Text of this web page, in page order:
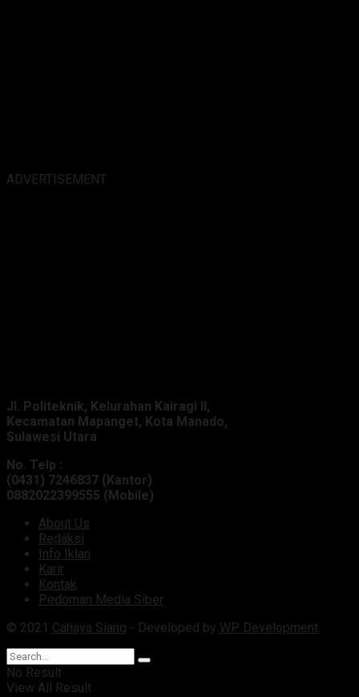
ADVERTISEMENT
Jl. Politeknik, Kelurahan Kairagi II,
Kecamatan Mapanget, Kota Manado,
Sulawesi Utara
No. Telp :
(0431) 7246837 (Kantor)
0882022399555 (Mobile)
About Us
Redaksi
Info Iklan
Karir
Kontak
Pedoman Media Siber
© 2021 Cahaya Siang - Developed by WP Development.
No Result
View All Result